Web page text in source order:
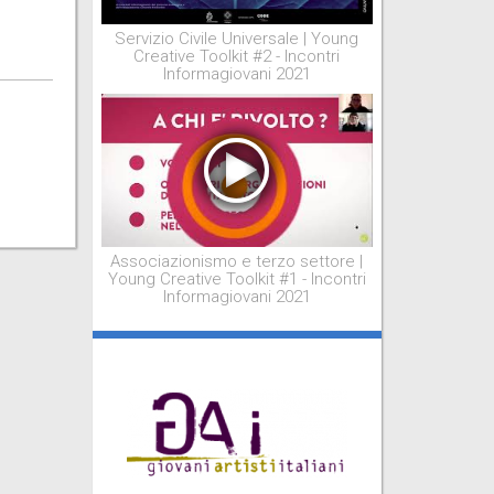
Servizio Civile Universale | Young
Creative Toolkit #2 - Incontri
Informagiovani 2021
Associazionismo e terzo settore |
Young Creative Toolkit #1 - Incontri
Informagiovani 2021